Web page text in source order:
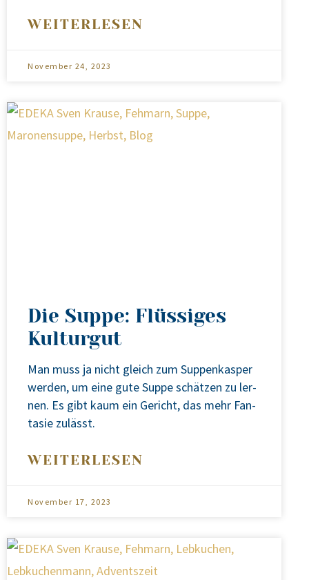
WEITERLESEN
November 24, 2023
Die Suppe: Flüssiges
Kulturgut
Man muss ja nicht gleich zum Sup­pen­kas­per
wer­den, um eine gute Sup­pe schät­zen zu ler­
nen. Es gibt kaum ein Gericht, das mehr Fan­
ta­sie zulässt.
WEITERLESEN
November 17, 2023